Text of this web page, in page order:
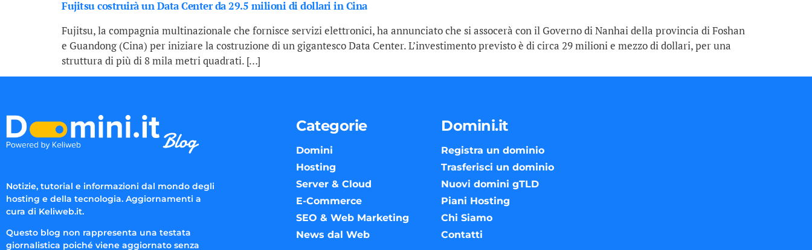
Fujitsu costruirà un Data Center da 29.5 milioni di dollari in Cina
Fujitsu, la compagnia multinazionale che fornisce servizi elettronici, ha annunciato che si assocerà con il Governo di Nanhai della provincia di Foshan
e Guandong (Cina) per iniziare la costruzione di un gigantesco Data Center. L’investimento previsto è di circa 29 milioni e mezzo di dollari, per una
struttura di più di 8 mila metri quadrati. […]
Notizie, tutorial e informazioni dal mondo degli
hosting e della tecnologia. Aggiornamenti a
cura di Keliweb.it.
Questo blog non rappresenta una testata
giornalistica poiché viene aggiornato senza
Categorie
Domini
Hosting
Server & Cloud
E-Commerce
SEO & Web Marketing
News dal Web
Domini.it
Registra un dominio
Trasferisci un dominio
Nuovi domini gTLD
Piani Hosting
Chi Siamo
Contatti